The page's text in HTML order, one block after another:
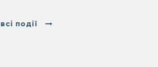
події